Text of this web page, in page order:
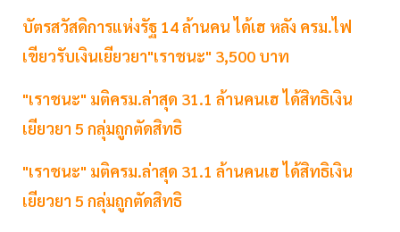
บัตรสวัสดิการแห่งรัฐ 14 ล้านคน ได้เฮ หลัง ครม.ไฟ
เขียวรับเงินเยียวยา"เราชนะ" 3,500 บาท
"เราชนะ" มติครม.ล่าสุด 31.1 ล้านคนเฮ ได้สิทธิเงิน
เยียวยา 5 กลุ่มถูกตัดสิทธิ
"เราชนะ" มติครม.ล่าสุด 31.1 ล้านคนเฮ ได้สิทธิเงิน
เยียวยา 5 กลุ่มถูกตัดสิทธิ